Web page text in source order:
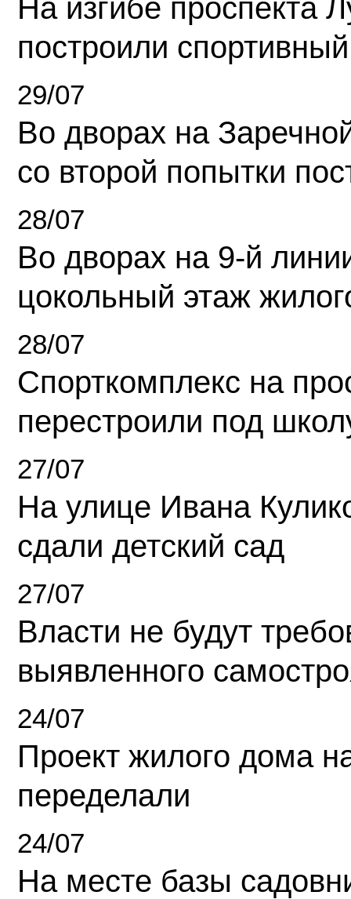
На изгибе проспекта
построили
29/07
Во дворах на
со второй попытки
28/07
Во дворах на 9-й
цокольный этаж
28/07
Спорткомплекс на
перестроили под
27/07
На улице Ивана
сдали детский сад
27/07
Власти не будут
выявленного
24/07
Проект жилого дома
переделали
24/07
На месте базы